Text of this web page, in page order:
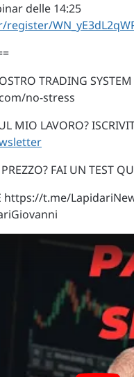
delle 14:25
TRADING SYSTEM
no-stress
MIO LAVORO?
FAI UN TEST
https://t.me/